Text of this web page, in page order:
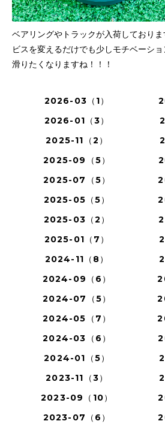
ベアリングやトラックが入荷しておりま
ビスを変えるだけでも少しモチベーシ
滑りたくなりますね！！！
2026-03（1）
2026-01（3）
2025-11（2）
2025-09（5）
2025-07（5）
2025-05（5）
2025-03（2）
2025-01（7）
2024-11（8）
2024-09（6）
2024-07（5）
2024-05（7）
2024-03（6）
2024-01（5）
2023-11（3）
2023-09（10）
2023-07（6）